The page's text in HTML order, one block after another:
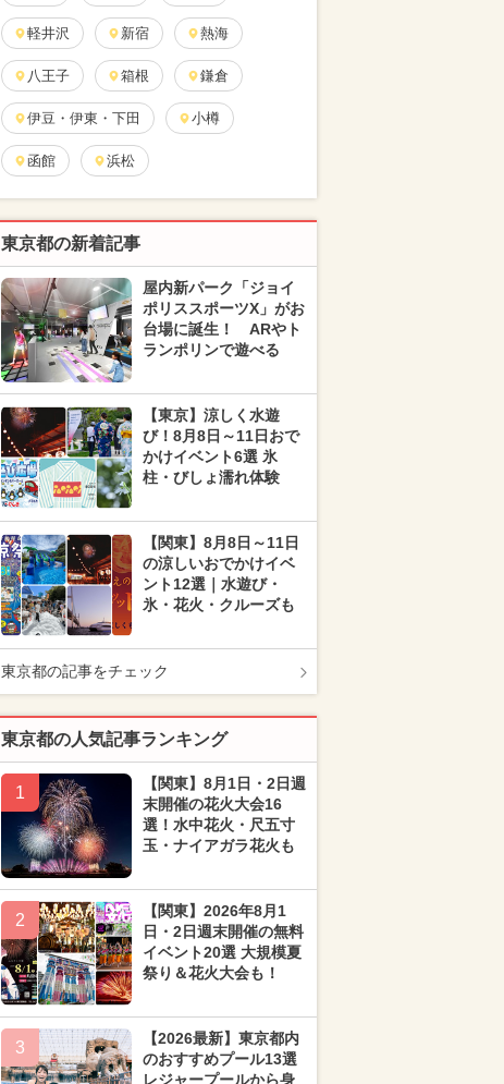
軽井沢 新宿 熱海
八王子 箱根 鎌倉
伊豆・伊東・下田 小樽
函館 浜松
東京都の新着記事
屋内新パーク「ジョイ
ポリススポーツX」がお
台場に誕生！ ARやト
ランポリンで遊べる
【東京】涼しく水遊
び！8月8日～11日おで
かけイベント6選 氷
柱・びしょ濡れ体験
【関東】8月8日～11日
の涼しいおでかけイベ
ント12選｜水遊び・
氷・花火・クルーズも
東京都の記事をチェック
東京都の人気記事ランキング
1
【関東】8月1日・2日週
末開催の花火大会16
選！水中花火・尺五寸
玉・ナイアガラ花火も
2
【関東】2026年8月1
日・2日週末開催の無料
イベント20選 大規模夏
祭り＆花火大会も！
3
【2026最新】東京都内
のおすすめプール13選
レジャープールから身